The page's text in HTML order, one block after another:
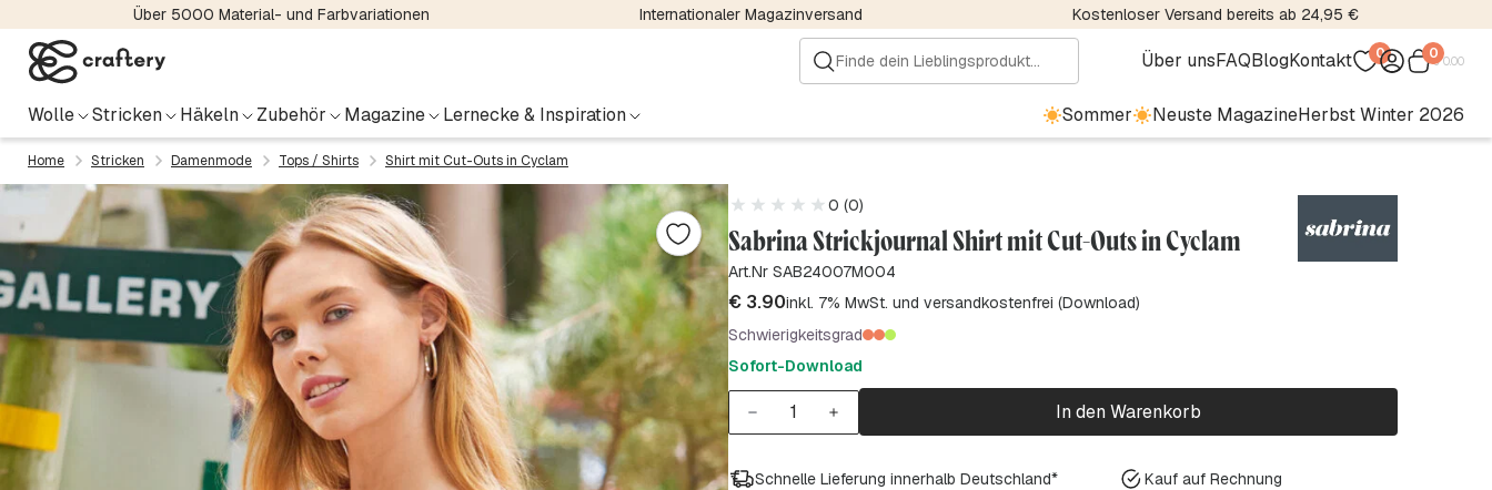
Über 5000 Material- und Farbvariationen Internationaler Magazinversand Kostenloser Versand bereits ab 24,95 €
Über unsFAQBlogKontakt 0 0€0.00
Wolle Stricken Häkeln Zubehör Magazine Lernecke & Inspiration Sommer Neuste MagazineHerbst Winter 2026
Home Stricken Damenmode Tops / Shirts Shirt mit Cut-Outs in Cyclam
0 (0)
Sabrina Strickjournal Shirt mit Cut-Outs in Cyclam
Art.Nr SAB24007M004
€3.90inkl. 7% MwSt. und versandkostenfrei (Download)
Schwierigkeitsgrad
Sofort-Download
In den Warenkorb
Schnelle Lieferung innerhalb Deutschland* Kauf auf Rechnung